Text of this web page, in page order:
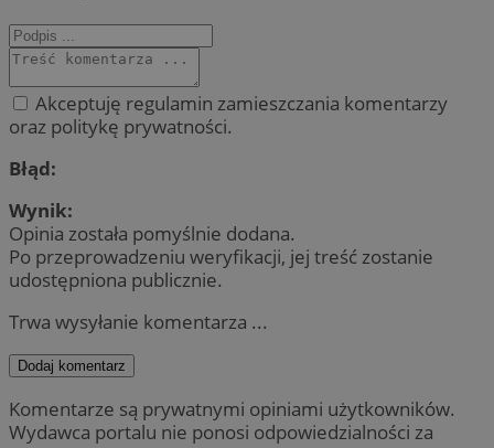
Akceptuję regulamin zamieszczania komentarzy
oraz politykę prywatności.
Błąd:
Wynik:
Opinia została pomyślnie dodana.
Po przeprowadzeniu weryfikacji, jej treść zostanie
udostępniona publicznie.
Trwa wysyłanie komentarza ...
Dodaj komentarz
Komentarze są prywatnymi opiniami użytkowników.
Wydawca portalu nie ponosi odpowiedzialności za